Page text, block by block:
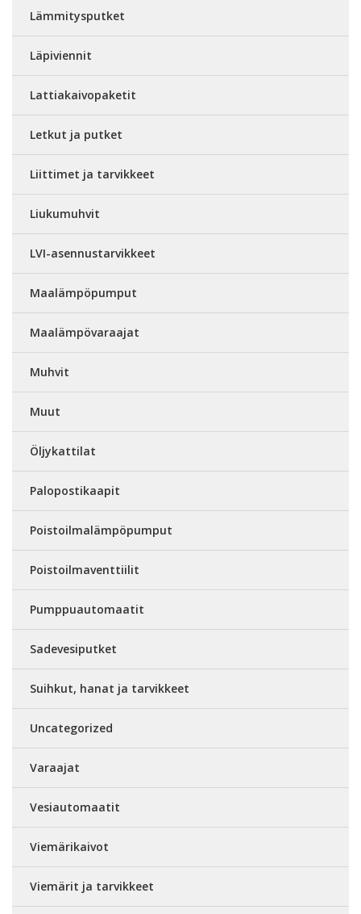
Lämmitysputket
Läpiviennit
Lattiakaivopaketit
Letkut ja putket
Liittimet ja tarvikkeet
Liukumuhvit
LVI-asennustarvikkeet
Maalämpöpumput
Maalämpövaraajat
Muhvit
Muut
Öljykattilat
Palopostikaapit
Poistoilmalämpöpumput
Poistoilmaventtiilit
Pumppuautomaatit
Sadevesiputket
Suihkut, hanat ja tarvikkeet
Uncategorized
Varaajat
Vesiautomaatit
Viemärikaivot
Viemärit ja tarvikkeet